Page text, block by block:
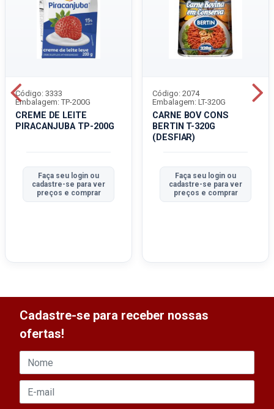
CREME DE LEITE
PIRACANJUBA TP-200G
Código: 3333
Embalagem: TP-200G
Faça seu login ou
cadastre-se para ver
preços e comprar
CARNE BOV CONS
BERTIN T-320G
(DESFIAR)
Código: 2074
Embalagem: LT-320G
Faça seu login ou
cadastre-se para ver
preços e comprar
Cadastre-se para receber nossas
ofertas!